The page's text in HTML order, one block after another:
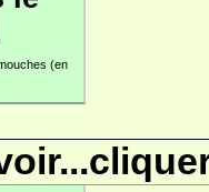
(en